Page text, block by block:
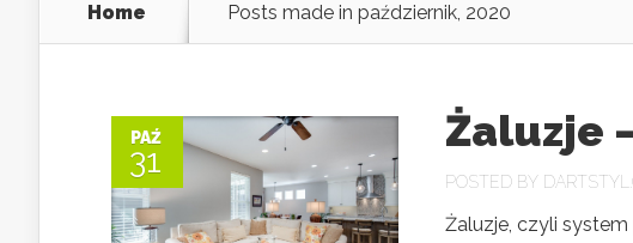
Home Posts made in październik, 2020
PAŹ
31
Żaluzje
POSTED BY
Żaluzje, czyli